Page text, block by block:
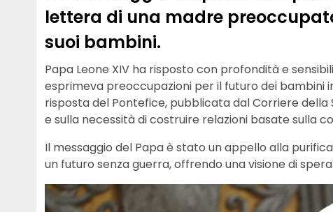
lettera di una madre
suoi bambini.
Papa Leone XIV ha risposto con profondità e
esprimeva preoccupazioni per il futuro dei bambini
risposta del Pontefice, pubblicata dal Corriere
e sulla necessità di costruire relazioni basate sulla
Il messaggio del Papa è stato un appello alla
un futuro senza guerra, offrendo una visione di